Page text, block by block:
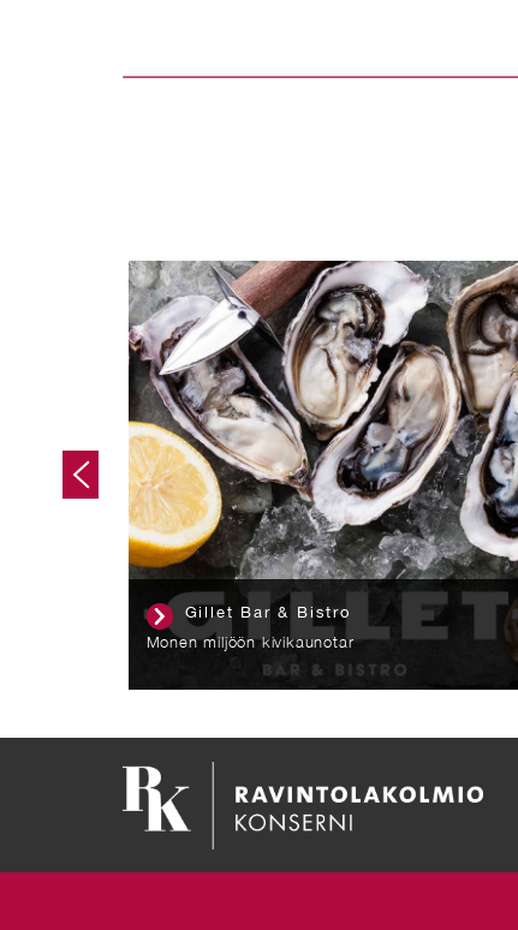
Ravintola Suomenlinnan Panimo
Perinteiset ja historialliset puitteet
koulutustilaisuuksiin.